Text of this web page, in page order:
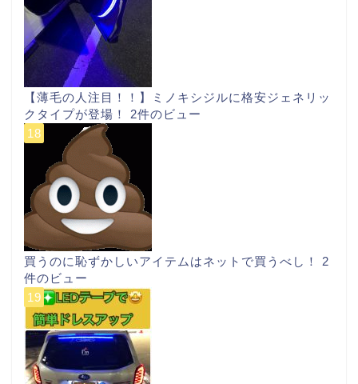
【薄毛の人注目！！】ミノキシジルに格安ジェネリッ
クタイプが登場！ 2件のビュー
買うのに恥ずかしいアイテムはネットで買うべし！ 2
件のビュー